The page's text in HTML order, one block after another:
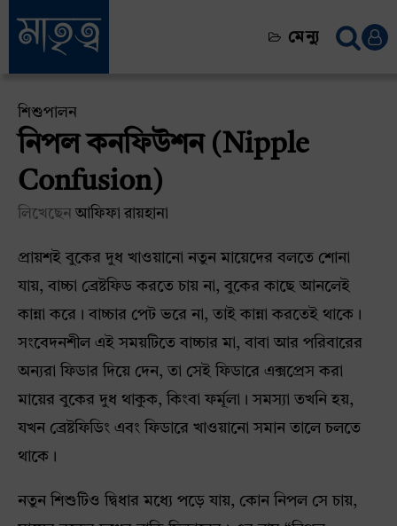
মেন্যু
শিশুপালন
নিপল কনফিউশন (Nipple
Confusion)
লিখেছেনআফিফা রায়হানা
প্রায়শই বুকের দুধ খাওয়ানো নতুন মায়েদের বলতে শোনা
যায়, বাচ্চা ব্রেষ্টফিড করতে চায় না, বুকের কাছে আনলেই
কান্না করে। বাচ্চার পেট ভরে না, তাই কান্না করতেই থাকে।
সংবেদনশীল এই সময়টিতে বাচ্চার মা, বাবা আর পরিবারের
অন্যরা ফিডার দিয়ে দেন, তা সেই ফিডারে এক্সপ্রেস করা
মায়ের বুকের দুধ থাকুক, কিংবা ফর্মূলা। সমস্যা তখনি হয়,
যখন ব্রেষ্টফিডিং এবং ফিডারে খাওয়ানো সমান তালে চলতে
থাকে।
নতুন শিশুটিও দ্বিধার মধ্যে পড়ে যায়, কোন নিপল সে চায়,